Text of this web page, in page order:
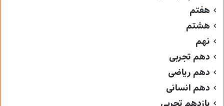
هفتم
هشتم
نهم
دهم تجربی
دهم ریاضی
دهم انسانی